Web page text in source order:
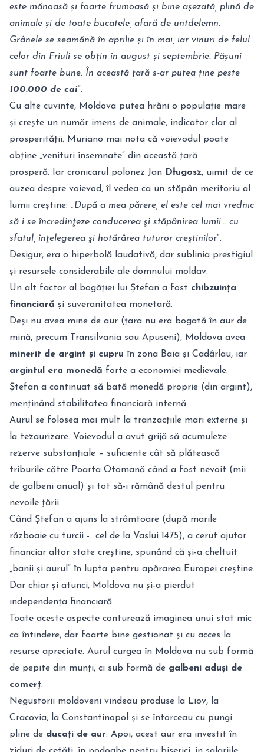
este mănoasă și foarte frumoasă și bine așezată, plină de
animale și de toate bucatele, afară de untdelemn.
Grânele se seamănă în aprilie și în mai, iar vinuri de felul
celor din Friuli se obțin în august și septembrie. Pășuni
sunt foarte bune. În această țară s-ar putea ține peste
100.000 de cai”.
Cu alte cuvinte, Moldova putea hrăni o populație mare
și crește un număr imens de animale, indicator clar al
prosperității. Muriano mai nota că voievodul poate
obține „venituri însemnate” din această țară
prosperă. Iar cronicarul polonez Jan Długosz, uimit de ce
auzea despre voievod, îl vedea ca un stăpân meritoriu al
lumii creștine: „După a mea părere, el este cel mai vrednic
să i se încredinţeze conducerea şi stăpânirea lumii... cu
sfatul, înţelegerea şi hotărârea tuturor creştinilor”.
Desigur, era o hiperbolă laudativă, dar sublinia prestigiul
și resursele considerabile ale domnului moldav.
Un alt factor al bogăției lui Ștefan a fost chibzuința
financiară și suveranitatea monetară.
Deși nu avea mine de aur (țara nu era bogată în aur de
mină, precum Transilvania sau Apuseni), Moldova avea
minerit de argint și cupru în zona Baia și Cadârlau, iar
argintul era monedă forte a economiei medievale.
Ștefan a continuat să bată monedă proprie (din argint),
menținând stabilitatea financiară internă.
Aurul se folosea mai mult la tranzacțiile mari externe și
la tezaurizare. Voievodul a avut grijă să acumuleze
rezerve substanțiale – suficiente cât să plătească
triburile către Poarta Otomană când a fost nevoit (mii
de galbeni anual) și tot să-i rămână destul pentru
nevoile țării.
Când Ștefan a ajuns la strâmtoare (după marile
războaie cu turcii - cel de la Vaslui 1475), a cerut ajutor
financiar altor state creștine, spunând că și-a cheltuit
„banii și aurul” în lupta pentru apărarea Europei creștine.
Dar chiar și atunci, Moldova nu și-a pierdut
independența financiară.
Toate aceste aspecte conturează imaginea unui stat mic
ca întindere, dar foarte bine gestionat și cu acces la
resurse apreciate. Aurul curgea în Moldova nu sub formă
de pepite din munți, ci sub formă de galbeni aduși de
comerț.
Negustorii moldoveni vindeau produse la Liov, la
Cracovia, la Constantinopol și se întorceau cu pungi
pline de ducați de aur. Apoi, acest aur era investit în